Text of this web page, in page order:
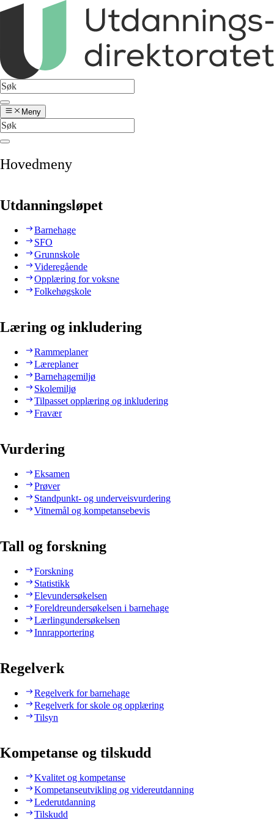
Meny
Hovedmeny
Utdanningsløpet
Barnehage
SFO
Grunnskole
Videregående
Opplæring for voksne
Folkehøgskole
Læring og inkludering
Rammeplaner
Læreplaner
Barnehagemiljø
Skolemiljø
Tilpasset opplæring og inkludering
Fravær
Vurdering
Eksamen
Prøver
Standpunkt- og underveisvurdering
Vitnemål og kompetansebevis
Tall og forskning
Forskning
Statistikk
Elevundersøkelsen
Foreldreundersøkelsen i barnehage
Lærlingundersøkelsen
Innrapportering
Regelverk
Regelverk for barnehage
Regelverk for skole og opplæring
Tilsyn
Kompetanse og tilskudd
Kvalitet og kompetanse
Kompetanseutvikling og videreutdanning
Lederutdanning
Tilskudd